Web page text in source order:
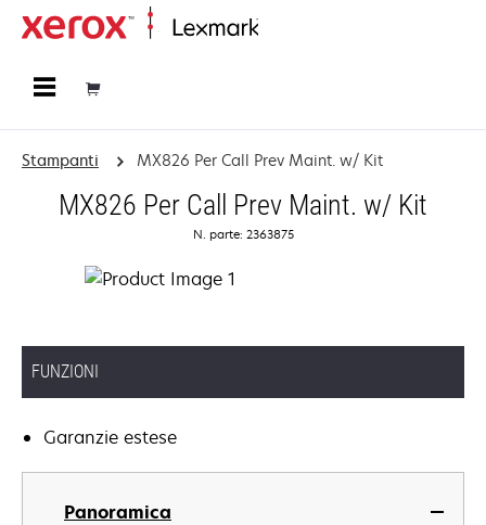
Stampanti MX826 Per Call Prev Maint. w/ Kit
MX826 Per Call Prev Maint. w/ Kit
N. parte: 2363875
FUNZIONI
Garanzie estese
Panoramica